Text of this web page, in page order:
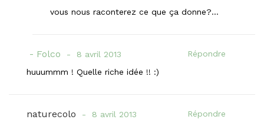
vous nous raconterez ce que ça donne?…
Folco 8 avril 2013
Répondre
huuummm ! Quelle riche idée !! :)
naturecolo 8 avril 2013
Répondre